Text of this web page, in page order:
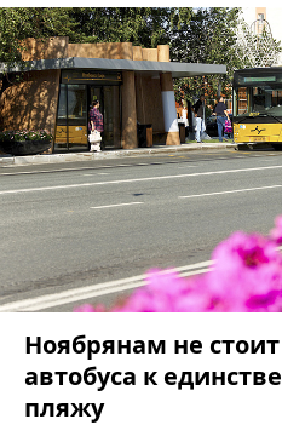
Ноябрянам не
автобуса к
пляжу